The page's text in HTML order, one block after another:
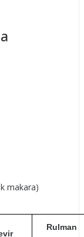
makara)
Rulman